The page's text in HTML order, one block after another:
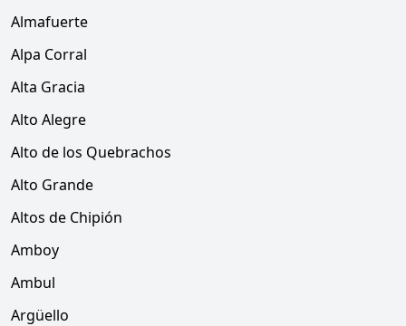
Almafuerte
Alpa Corral
Alta Gracia
Alto Alegre
Alto de los Quebrachos
Alto Grande
Altos de Chipión
Amboy
Ambul
Argüello